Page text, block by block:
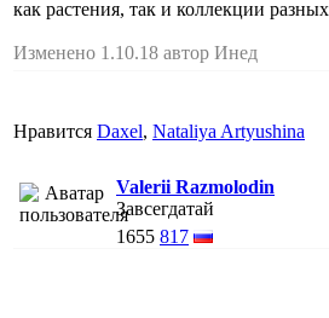
как растения, так и коллекции разных
Изменено 1.10.18 автор Инед
Нравится Daxel, Nataliya Artyushina
Valerii Razmolodin
Завсегдатай
1655 817